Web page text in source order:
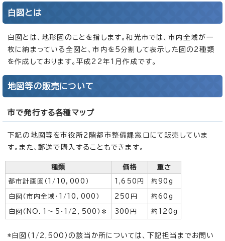
白図とは
白図とは、地形図のことを指します。和光市では、市内全域が一
枚に納まっている全図と、市内を5分割して表示した図の2種類
を作成しております。平成22年1月作成です。
地図等の販売について
市で発行する各種マップ
下記の地図等を市役所2階都市整備課窓口にて販売していま
す。また、郵送で購入することもできます。
種類 価格 重さ
都市計画図（1/10，000） 1,650円 約90g
白図（市内全域・1/10，000） 250円 約60g
白図（NO．1～5・1/2，500）＊ 300円 約120g
*白図（1/2,500）の該当か所については、下記担当までお問い